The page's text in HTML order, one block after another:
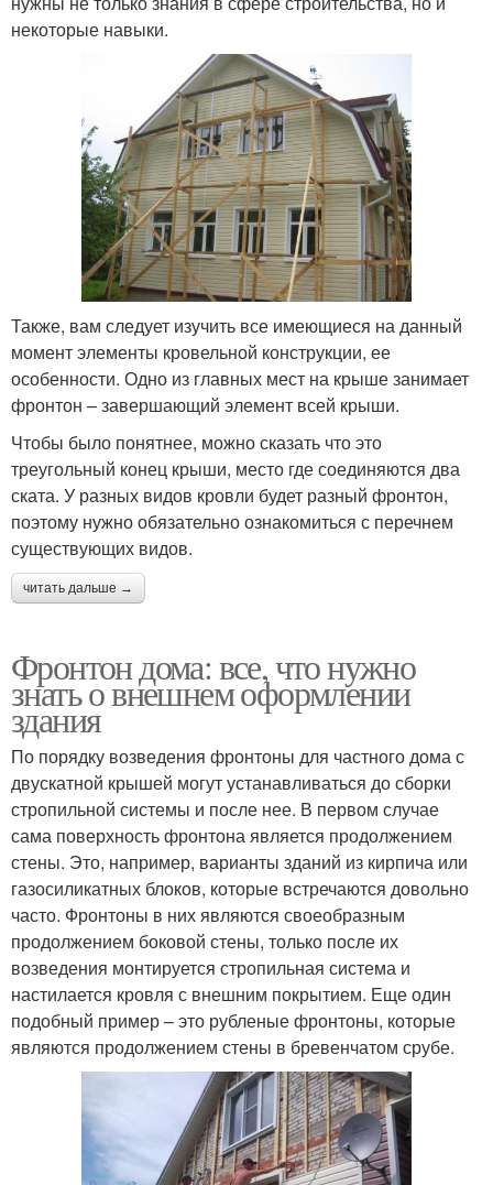
некоторые навыки.
Также, вам следует изучить все имеющиеся на данный
момент элементы кровельной конструкции, ее
особенности. Одно из главных мест на крыше занимает
фронтон – завершающий элемент всей крыши.
Чтобы было понятнее, можно сказать что это
треугольный конец крыши, место где соединяются два
ската. У разных видов кровли будет разный фронтон,
поэтому нужно обязательно ознакомиться с перечнем
существующих видов.
читать дальше →
Фронтон дома: все, что нужно
знать о внешнем оформлении
здания
По порядку возведения фронтоны для частного дома с
двускатной крышей могут устанавливаться до сборки
стропильной системы и после нее. В первом случае
сама поверхность фронтона является продолжением
стены. Это, например, варианты зданий из кирпича или
газосиликатных блоков, которые встречаются довольно
часто. Фронтоны в них являются своеобразным
продолжением боковой стены, только после их
возведения монтируется стропильная система и
настилается кровля с внешним покрытием. Еще один
подобный пример – это рубленые фронтоны, которые
являются продолжением стены в бревенчатом срубе.